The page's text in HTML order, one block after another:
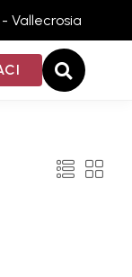
- Vallecrosia